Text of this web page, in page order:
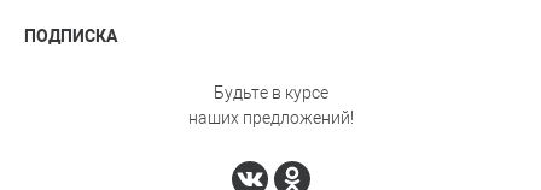
ПОДПИСКА
Будьте в курсе
наших предложений!